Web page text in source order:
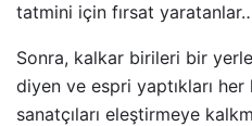
tatmini için fırsat
Sonra, kalkar birileri bir
diyen ve espri yaptıkları
sanatçıları eleştirmeye